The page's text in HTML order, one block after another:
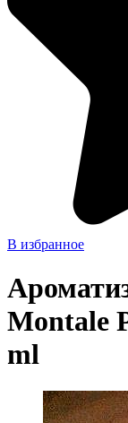
В избранное
Montale
ml